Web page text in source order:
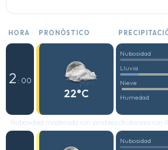
HORA PRONÓSTICO
2 : 00
22°C
Nubosidad
Lluvia
Nieve
Humedad
Nubosidad moderada con posibles chubascos con
Nubosidad